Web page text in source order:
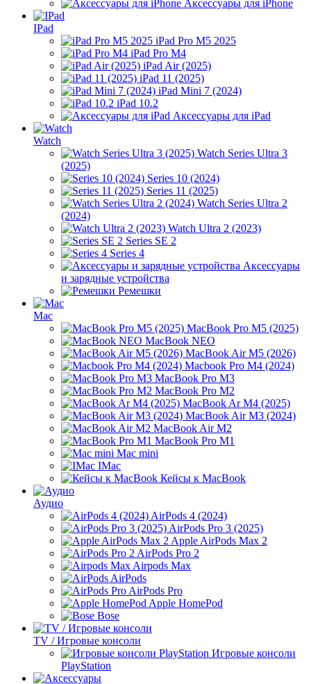
Аксессуары для iPhone
IPad
iPad Pro M5 2025
iPad Pro M4
iPad Air (2025)
iPad 11 (2025)
iPad Mini 7 (2024)
iPad 10.2
Аксессуары для iPad
Watch
Watch Series Ultra 3
(2025)
Series 10 (2024)
Series 11 (2025)
Watch Series Ultra 2
(2024)
Watch Ultra 2 (2023)
Series SE 2
Series 4
Аксессуары
и зарядные устройства
Ремешки
Mac
MacBook Pro M5 (2025)
MacBook NEO
MacBook Air M5 (2026)
Macbook Pro M4 (2024)
MacBook Pro M3
MacBook Pro M2
MacBook Ar M4 (2025)
MacBook Air M3 (2024)
MacBook Air M2
MacBook Pro M1
Mac mini
IMac
Кейсы к MacBook
Аудио
AirPods 4 (2024)
AirPods Pro 3 (2025)
Apple AirPods Max 2
AirPods Pro 2
Airpods Max
AirPods
AirPods Pro
Apple HomePod
Bose
TV / Игровые консоли
Игровые консоли
PlayStation